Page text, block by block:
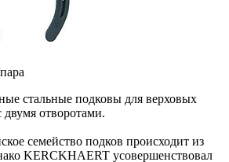
стальные подковы для верховых
двумя отворотами.
семейство подков происходит из
KERCKHAERT усовершенствовал